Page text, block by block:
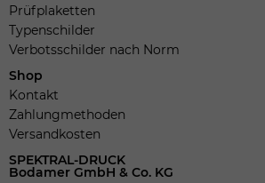
Prüfplaketten
Typenschilder
Verbotsschilder nach Norm
Shop
Kontakt
Zahlungmethoden
Versandkosten
SPEKTRAL-DRUCK
Bodamer GmbH & Co. KG